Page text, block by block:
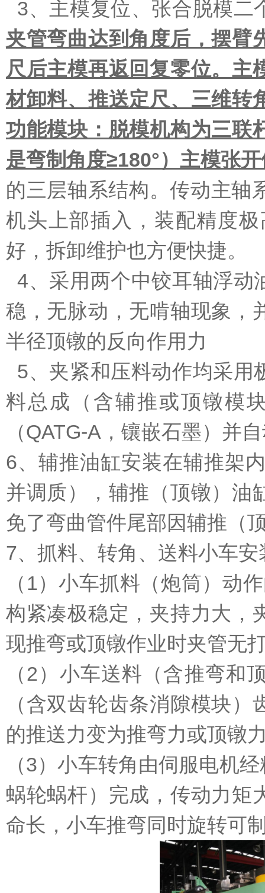
3、主模复位、张合脱模二
夹管弯曲达到角度后，摆臂
尺后主模再返回复零位。主
材卸料、推送定尺、三维转
功能模块：脱模机构为三联
是弯制角度≥180°）主模张
的三层轴系结构。传动主轴
机头上部插入，装配精度
好，拆卸维护也方便快捷。
4、采用两个中铰耳轴浮动
稳，无脉动，无啃轴现象，
半径顶镦的反向作用力
5、夹紧和压料动作均采用
料总成（含辅推或顶镦模
（QATG-A，镶嵌石墨）并
6、辅推油缸安装在辅推架
并调质），辅推（顶镦）油
免了弯曲管件尾部因辅推（
7、抓料、转角、送料小车
（1）小车抓料（炮筒）动
构紧凑极稳定，夹持力大，
现推弯或顶镦作业时夹管无
（2）小车送料（含推弯和
（含双齿轮齿条消隙模块
的推送力变为推弯力或顶镦
（3）小车转角由伺服电机
蜗轮蜗杆）完成，传动力矩
命长，小车推弯同时旋转可